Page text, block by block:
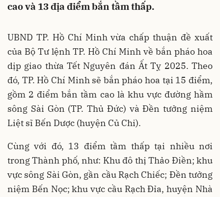
cao và 13 địa điểm bắn tầm thấp.
UBND TP. Hồ Chí Minh vừa chấp thuận đề xuất
của Bộ Tư lệnh TP. Hồ Chí Minh về bắn pháo hoa
dịp giao thừa Tết Nguyên đán Ất Tỵ 2025. Theo
đó, TP. Hồ Chí Minh sẽ bắn pháo hoa tại 15 điểm,
gồm 2 điểm bắn tầm cao là khu vực đường hầm
sông Sài Gòn (TP. Thủ Đức) và Đền tưởng niệm
Liệt sĩ Bến Dược (huyện Củ Chi).
Cùng với đó, 13 điểm tầm thấp tại nhiều nơi
trong Thành phố, như: Khu đô thị Thảo Điền; khu
vực sông Sài Gòn, gần cầu Rạch Chiếc; Đền tưởng
niệm Bến Nọc; khu vực cầu Rạch Đỉa, huyện Nhà